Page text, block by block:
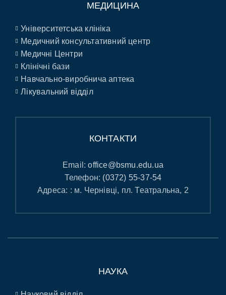
МЕДИЦИНА
Університетська клініка
Медичний консультативний центр
Медичні Центри
Клінічні бази
Навчально-виробнича аптека
Лікувальний відділ
КОНТАКТИ
Email:office@bsmu.edu.ua
Телефон: (0372) 55-37-54
Адреса: : м. Чернівці, пл. Театральна, 2
НАУКА